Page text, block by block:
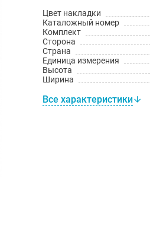
Цвет накладки
Каталожный номер
Комплект
Сторона
Страна
Единица измерения
Высота
Ширина
Все характеристики